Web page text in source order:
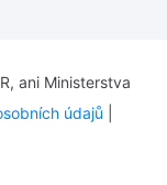
ani Ministerstva
údajů